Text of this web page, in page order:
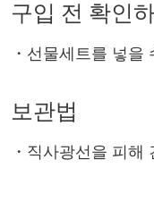
구입 전 확인
・ 선물세트를 넣을
보관법
・ 직사광선을 피해